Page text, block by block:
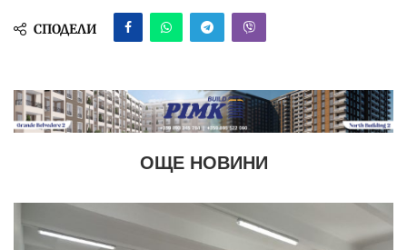
СПОДЕЛИ
ОЩЕ НОВИНИ